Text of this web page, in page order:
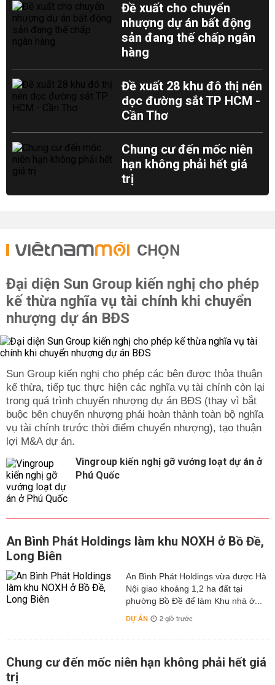
Đề xuất cho chuyển
nhượng dự án bất động
sản đang thế chấp ngân
hàng
Đề xuất 28 khu đô thị nén
dọc đường sắt TP HCM -
Cần Thơ
Chung cư đến mốc niên
hạn không phải hết giá
trị
CHỌN
Đại diện Sun Group kiến nghị cho phép
kế thừa nghĩa vụ tài chính khi chuyển
nhượng dự án BĐS
Sun Group kiến nghị cho phép các bên được thỏa thuận
kế thừa, tiếp tục thực hiện các nghĩa vụ tài chính còn lại
trong quá trình chuyển nhượng dự án BĐS (thay vì bắt
buộc bên chuyển nhượng phải hoàn thành toàn bộ nghĩa
vụ tài chính trước thời điểm chuyển nhượng), tạo thuận
lợi M&A dự án.
Vingroup kiến nghị gỡ vướng loạt dự án ở
Phú Quốc
An Bình Phát Holdings làm khu NOXH ở Bồ Đề,
Long Biên
An Bình Phát Holdings vừa được Hà
Nội giao khoảng 1,2 ha đất tại
phường Bồ Đề để làm Khu nhà ở...
DỰ ÁN 2 giờ trước
Chung cư đến mốc niên hạn không phải hết giá
trị